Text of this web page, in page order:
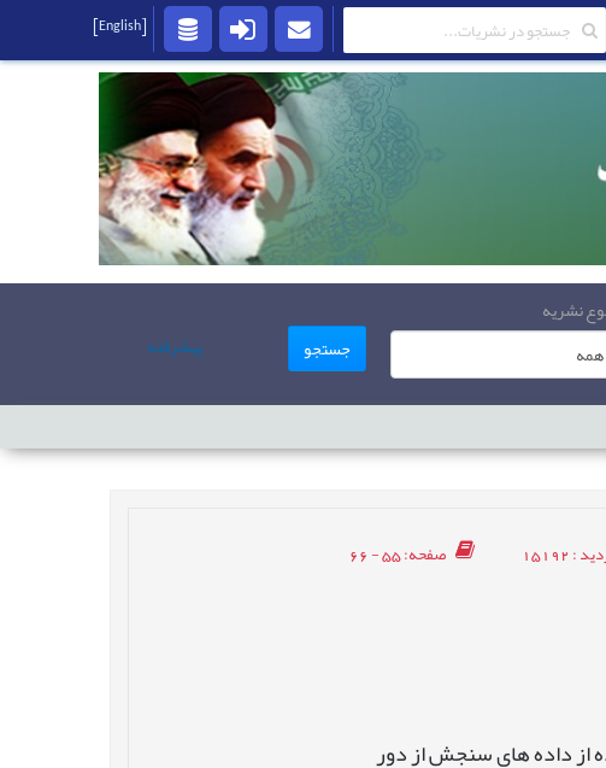
نشریه
همه
جستجو پیشرفته
: 15192 صفحه: 55 - 66
از داده های سنجش از دور
[English]